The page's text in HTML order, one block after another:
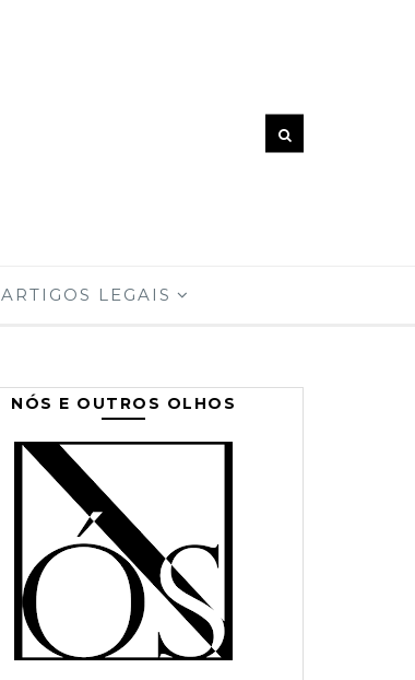
ARTIGOS LEGAIS
NÓS E OUTROS OLHOS